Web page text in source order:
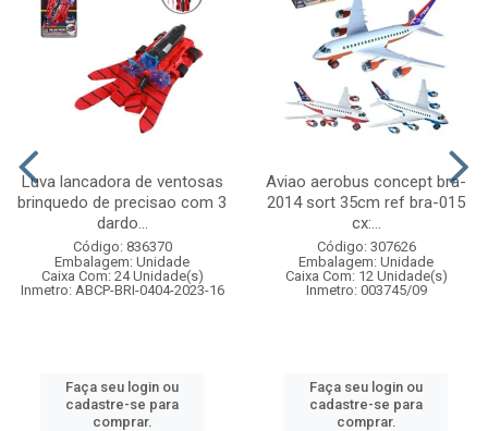
Luva lancadora de ventosas
brinquedo de precisao com 3
dardo...
Código: 836370
Embalagem: Unidade
Caixa Com: 24 Unidade(s)
Inmetro: ABCP-BRI-0404-2023-16
Faça seu login ou
cadastre-se para
comprar.
Aviao aerobus concept bra-
2014 sort 35cm ref bra-015
cx:...
Código: 307626
Embalagem: Unidade
Caixa Com: 12 Unidade(s)
Inmetro: 003745/09
Faça seu login ou
cadastre-se para
comprar.